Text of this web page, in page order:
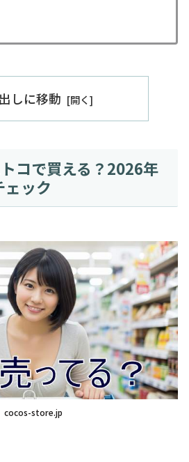
しに移動
コで買える？2026年
ック
cocos-store.jp